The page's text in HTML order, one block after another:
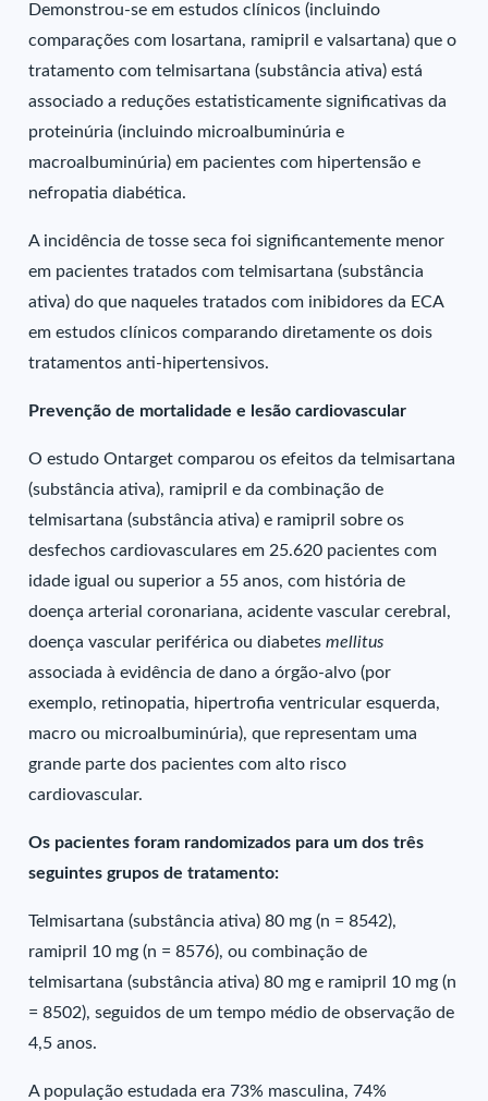
Demonstrou-se em estudos clínicos (incluindo
comparações com losartana, ramipril e valsartana) que o
tratamento com telmisartana (substância ativa) está
associado a reduções estatisticamente significativas da
proteinúria (incluindo microalbuminúria e
macroalbuminúria) em pacientes com hipertensão e
nefropatia diabética.
A incidência de tosse seca foi significantemente menor
em pacientes tratados com telmisartana (substância
ativa) do que naqueles tratados com inibidores da ECA
em estudos clínicos comparando diretamente os dois
tratamentos anti-hipertensivos.
Prevenção de mortalidade e lesão cardiovascular
O estudo Ontarget comparou os efeitos da telmisartana
(substância ativa), ramipril e da combinação de
telmisartana (substância ativa) e ramipril sobre os
desfechos cardiovasculares em 25.620 pacientes com
idade igual ou superior a 55 anos, com história de
doença arterial coronariana, acidente vascular cerebral,
doença vascular periférica ou diabetesmellitus
associada à evidência de dano a órgão-alvo (por
exemplo, retinopatia, hipertrofia ventricular esquerda,
macro ou microalbuminúria), que representam uma
grande parte dos pacientes com alto risco
cardiovascular.
Os pacientes foram randomizados para um dos três
seguintes grupos de tratamento:
Telmisartana (substância ativa) 80 mg (n = 8542),
ramipril 10 mg (n = 8576), ou combinação de
telmisartana (substância ativa) 80 mg e ramipril 10 mg (n
= 8502), seguidos de um tempo médio de observação de
4,5 anos.
A população estudada era 73% masculina, 74%